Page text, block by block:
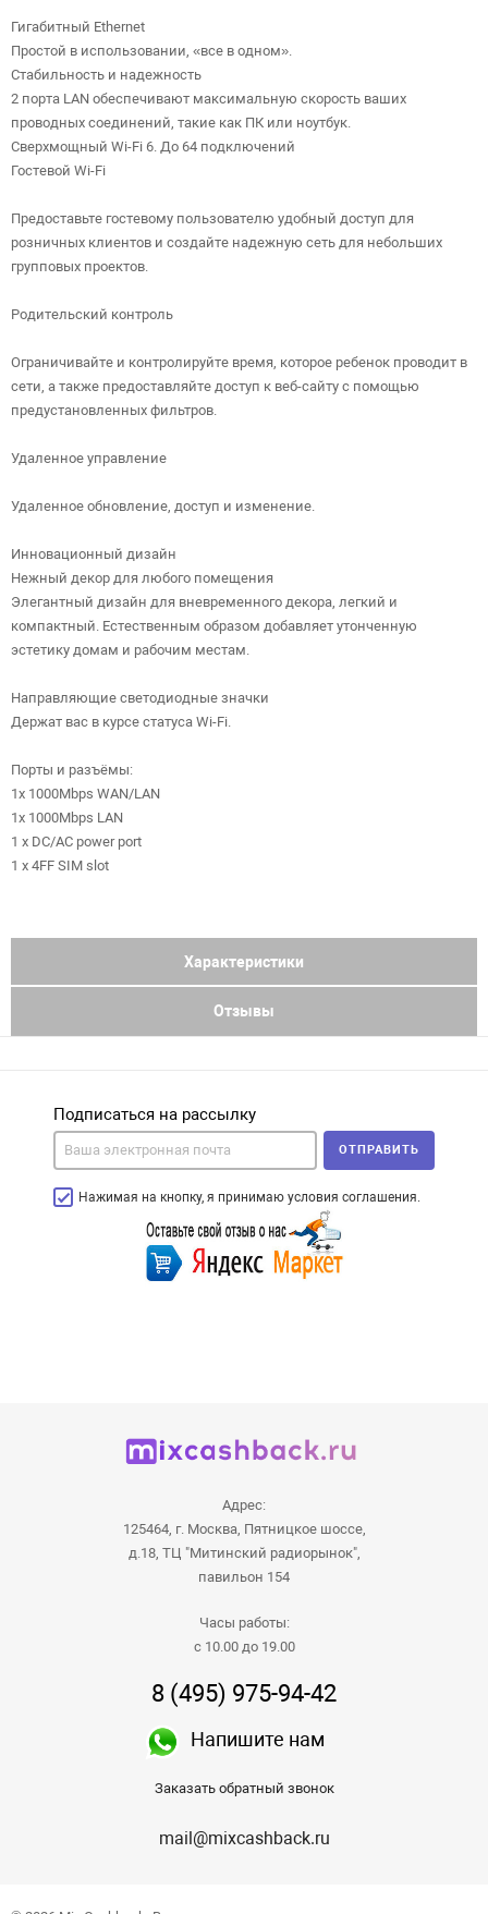
Гигабитный Ethernet
Простой в использовании, «все в одном».
Стабильность и надежность
2 порта LAN обеспечивают максимальную скорость ваших
проводных соединений, такие как ПК или ноутбук.
Сверхмощный Wi-Fi 6. До 64 подключений
Гостевой Wi-Fi
Предоставьте гостевому пользователю удобный доступ для
розничных клиентов и создайте надежную сеть для небольших
групповых проектов.
Родительский контроль
Ограничивайте и контролируйте время, которое ребенок проводит в
сети, а также предоставляйте доступ к веб-сайту с помощью
предустановленных фильтров.
Удаленное управление
Удаленное обновление, доступ и изменение.
Инновационный дизайн
Нежный декор для любого помещения
Элегантный дизайн для вневременного декора, легкий и
компактный. Естественным образом добавляет утонченную
эстетику домам и рабочим местам.
Направляющие светодиодные значки
Держат вас в курсе статуса Wi-Fi.
Порты и разъёмы:
1x 1000Mbps WAN/LAN
1x 1000Mbps LAN
1 x DC/AC power port
1 x 4FF SIM slot
Характеристики
Отзывы
Подписаться на рассылку
Нажимая на кнопку, я принимаю условия соглашения.
ОТПРАВИТЬ
Адрес:
125464, г. Москва, Пятницкое шоссе,
д.18, ТЦ "Митинский радиорынок",
павильон 154
Часы работы:
с 10.00 до 19.00
8 (495) 975-94-42
Напишите нам
Заказать обратный звонок
mail@mixcashback.ru